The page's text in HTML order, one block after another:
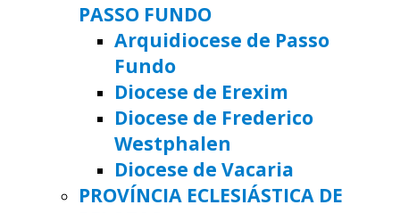
PASSO FUNDO
Arquidiocese de Passo
Fundo
Diocese de Erexim
Diocese de Frederico
Westphalen
Diocese de Vacaria
PROVÍNCIA ECLESIÁSTICA DE